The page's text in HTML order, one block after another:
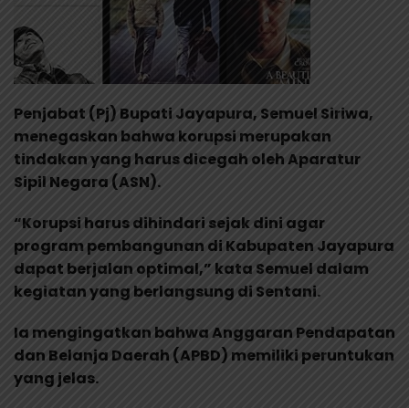
Penjabat (Pj) Bupati Jayapura, Semuel Siriwa,
menegaskan bahwa korupsi merupakan
tindakan yang harus dicegah oleh Aparatur
Sipil Negara (ASN).
“Korupsi harus dihindari sejak dini agar
program pembangunan di Kabupaten Jayapura
dapat berjalan optimal,” kata Semuel dalam
kegiatan yang berlangsung di Sentani.
Ia mengingatkan bahwa Anggaran Pendapatan
dan Belanja Daerah (APBD) memiliki peruntukan
yang jelas.